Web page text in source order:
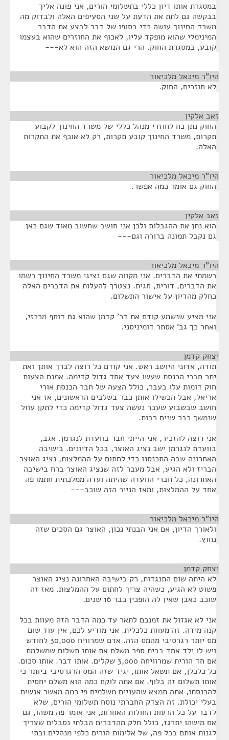
במסגרת אותו דיון כללי בתשלומי הורים, אני פונה אליך
בבקשה גם לתת את הדעת על שני הסעיפים האלה ולבדוק מה
משרד החינוך עושה כדי בסופו של דבר לבצע את הדבר
המינימלי שהוא מופקד עליו, לאכוף את החוזרים שהוא בעצמו
קובע, במסגרת החוק. הרי גם הנושא הזה הוא לא---
היו"ר מיכאל מלכיאור
לא חוזרים, החוק.
זאב אלקין
החוק נתן כח לחוזרי מנהל כללי של משרד החינוך לקבוע
תקרות, משרד החינוך קובע תקרות, רק לא אוכף את התקרות
האלה.
היו"ר מיכאל מלכיאור
החוק גם אומר כמה אפשר.
זאב אלקין
הוא נתן את ההגבלות ולכן אני חושב שחשוב מאוד שגם כאן
גם נקבל תמונה ברורה וגם---
היו"ר מיכאל מלכיאור
רשמתי את הדברים. אני מקווה שגם נציגי משרד החינוך רשמו
את הדברים, דורית, חגית. נצטרך להעלות את הדברים האלה
כחלק מהדיון על אישור התשלום.
אני מציע שנשמע קודם את דר' קדמן שהוא גם דוחף מרכזי,
ואחר כך גב' אסתר דומיניסני.
יצחק קדמן
תודה, אדוני היושב ראש. אני קודם כל רוצה לברך אותך ואת
יתר חברי הכנסת שעשו צעד אחד גדול קדימה. אמנם הצעות
חוק דומות עלו בעבר, כולל הצעה של חבר הכנסת אורי
אריאל, אבל הכשילו אותן כבר בשלבים הראשונים, אז אני
חושב שבשבוע שעבר נעשה צעד גדול קדימה כדי לתקן עוול
שנמשך כבר שנים רבות.
אני רוצה להזכיר, אני הייתי חבר בוועדת לנגרמן. אגב,
בוועדת לנגרמן ישב נציג האוצר, בכל הדיונים. בישיבה
האחרונה שבה התכנסנו כדי לחתום על ההמלצות, נציג האוצר
הבריז ולא הגיע, אבל מעבר לזה שנציג האוצר ברח בישיבה
האחרונה, כל חברי הוועדה שהיתה ועדה ממלכתית חתמו פה
אחד על ההמלצות, ומאז הנייר הזה שוכב---
היו"ר מיכאל מלכיאור
ולאורך הדיון, אם אני הבנתי נכון, האוצר גם הסכים שזה
נחוץ.
יצחק קדמן
לא היתה שום התנגדות, רק בישיבה האחרונה נציג האוצר
פשוט לא הגיע, כשהיה צריך לחתום על ההמלצות. מאז זה
שוכב כאבן שאין לה הופכין כבר 16 שנים.
אני לא אגזול את זמנכם לתאר עד כמה הדבר הזה מעוות בכל
קנה מידה. זה מעוות כלכלית. אני מודיע לכם, אין עוד שום
מס יותר רגרסיבי מהמס הזה. אדם שמרוויח 30,000 לחודש
ויש לו ילד אחד בבית ספר משלם את אותו תשלום שמשלמת
אם חד הורית שמרוויחה 3,000 שקלים. אותו דבר. אותו סכום.
כל כלכלן, אם תשאל אותו, יגיד שזה המס הרגרסיבי ביותר כי
אותו תשלום זה בלוף. אם אתה לוקח כמה הוא משלם יחסית
להכנסתו, אתה תמצא שהעניים משלמים פי כמה מאשר אנשים
בעלי יכולת. זה הצדק החברתי נוסח תשלומי הורים, שלא
לדבר על כל הרעות החולות האחרות, אני אומר פה משהו, גם
אם מישהו יתרגז, כולל חלק מהדברים הבלתי נסבלים שצריך
לגנות אותם בכל פה, של אלימות הורים כלפי מנהלים ובתי